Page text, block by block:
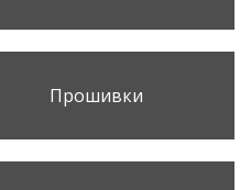
Прошивки